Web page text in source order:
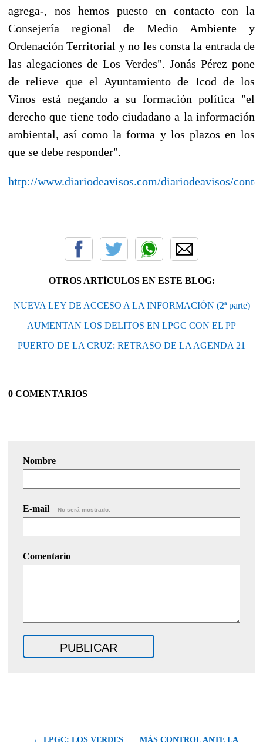
agrega-, nos hemos puesto en contacto con la
Consejería regional de Medio Ambiente y
Ordenación Territorial y no les consta la entrada de
las alegaciones de Los Verdes". Jonás Pérez pone
de relieve que el Ayuntamiento de Icod de los
Vinos está negando a su formación política "el
derecho que tiene todo ciudadano a la información
ambiental, así como la forma y los plazos en los
que se debe responder".
http://www.diariodeavisos.com/diariodeavisos/
OTROS ARTÍCULOS EN ESTE BLOG:
NUEVA LEY DE ACCESO A LA INFORMACIÓN (2ª parte)
AUMENTAN LOS DELITOS EN LPGC CON EL PP
PUERTO DE LA CRUZ: RETRASO DE LA AGENDA 21
0 COMENTARIOS
Nombre
E-mail No será mostrado.
Comentario
← LPGC: LOS VERDES MÁS CONTROL ANTE LA